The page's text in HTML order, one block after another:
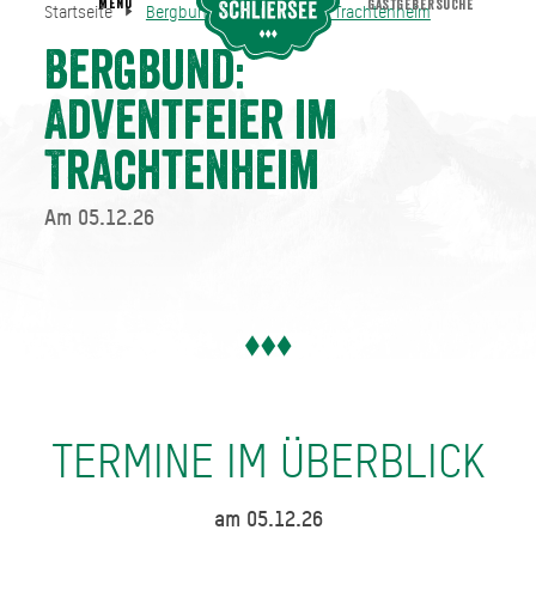
Startseite Bergbund: Adventfeier im Trachtenheim
Bergbund:
Adventfeier im
Trachtenheim
Am 05.12.26
TERMINE IM ÜBERBLICK
am 05.12.26
Startseite Bergbund: Adventfeier im Trachtenheim
MENU GASTGEBERSUCHE